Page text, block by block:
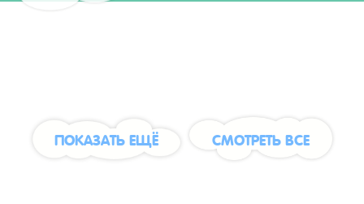
ПОКАЗАТЬ ЕЩЁ СМОТРЕТЬ ВСЕ